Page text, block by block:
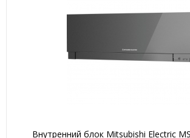
Внутренний блок Mitsubishi Electric